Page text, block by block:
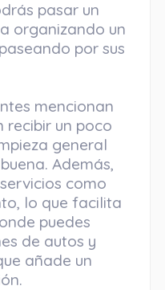
pasar un
organizando un
por sus
mencionan
recibir un poco
general
Además,
como
lo que facilita
puedes
de autos y
añade un